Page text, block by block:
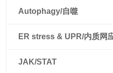
Autophagy/自噬
ER stress & UPR/内质网
JAK/STAT